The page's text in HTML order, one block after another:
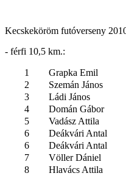
Kecskeköröm futóverseny
- férfi 10,5 km.:
1 Grapka Emil
2
Szemán János
3
Ládi János
4
Domán Gábor
5
Vadász Attila
6
Deákvári Antal
6
Deákvári Antal
7
Völler Dániel
8
Hlavács Attila